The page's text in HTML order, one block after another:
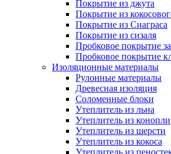
Покрытие из джута
Покрытие из
Покрытие из Сиаграса
Покрытие из сизаля
Пробковое покрытие
Пробковое покрытие
Изоляционные материалы
Рулонные материалы
Древесная изоляция
Соломенные блоки
Утеплитель из льна
Утеплитель из конопли
Утеплитель из шерсти
Утеплитель из кокоса
Утеплитель из